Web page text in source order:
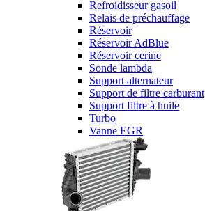
Refroidisseur gasoil
Relais de préchauffage
Réservoir
Réservoir AdBlue
Réservoir cerine
Sonde lambda
Support alternateur
Support de filtre carburant
Support filtre à huile
Turbo
Vanne EGR